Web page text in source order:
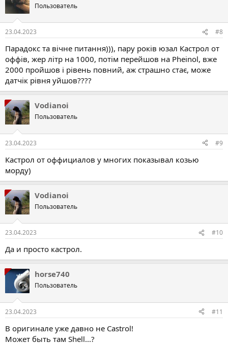
Пользователь
23.04.2023 #8
Парадокс та вічне питання))), пару років юзал Кастрол от
оффів, жер літр на 1000, потім перейшов на Pheinol, вже
2000 пройшов і рівень повний, аж страшно стає, може
датчік рівня уйшов????
Vodianoi
Пользователь
23.04.2023 #9
Кастрол от оффициалов у многих показывал козью
морду)
Vodianoi
Пользователь
23.04.2023 #10
Да и просто кастрол.
horse740
Пользователь
23.04.2023 #11
В оригинале уже давно не Castrol!
Может быть там Shell...?